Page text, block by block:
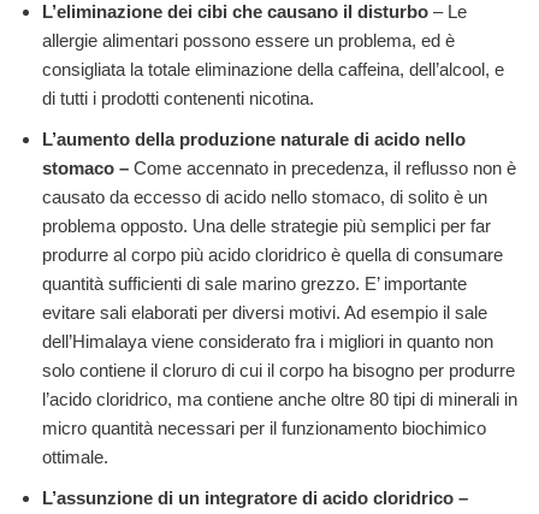
L’eliminazione dei cibi che causano il disturbo – Le
allergie alimentari possono essere un problema, ed è
consigliata la totale eliminazione della caffeina, dell’alcool, e
di tutti i prodotti contenenti nicotina.
L’aumento della produzione naturale di acido nello
stomaco – Come accennato in precedenza, il reflusso non è
causato da eccesso di acido nello stomaco, di solito è un
problema opposto. Una delle strategie più semplici per far
produrre al corpo più acido cloridrico è quella di consumare
quantità sufficienti di sale marino grezzo. E’ importante
evitare sali elaborati per diversi motivi. Ad esempio il sale
dell’Himalaya viene considerato fra i migliori in quanto non
solo contiene il cloruro di cui il corpo ha bisogno per produrre
l’acido cloridrico, ma contiene anche oltre 80 tipi di minerali in
micro quantità necessari per il funzionamento biochimico
ottimale.
L’assunzione di un integratore di acido cloridrico –